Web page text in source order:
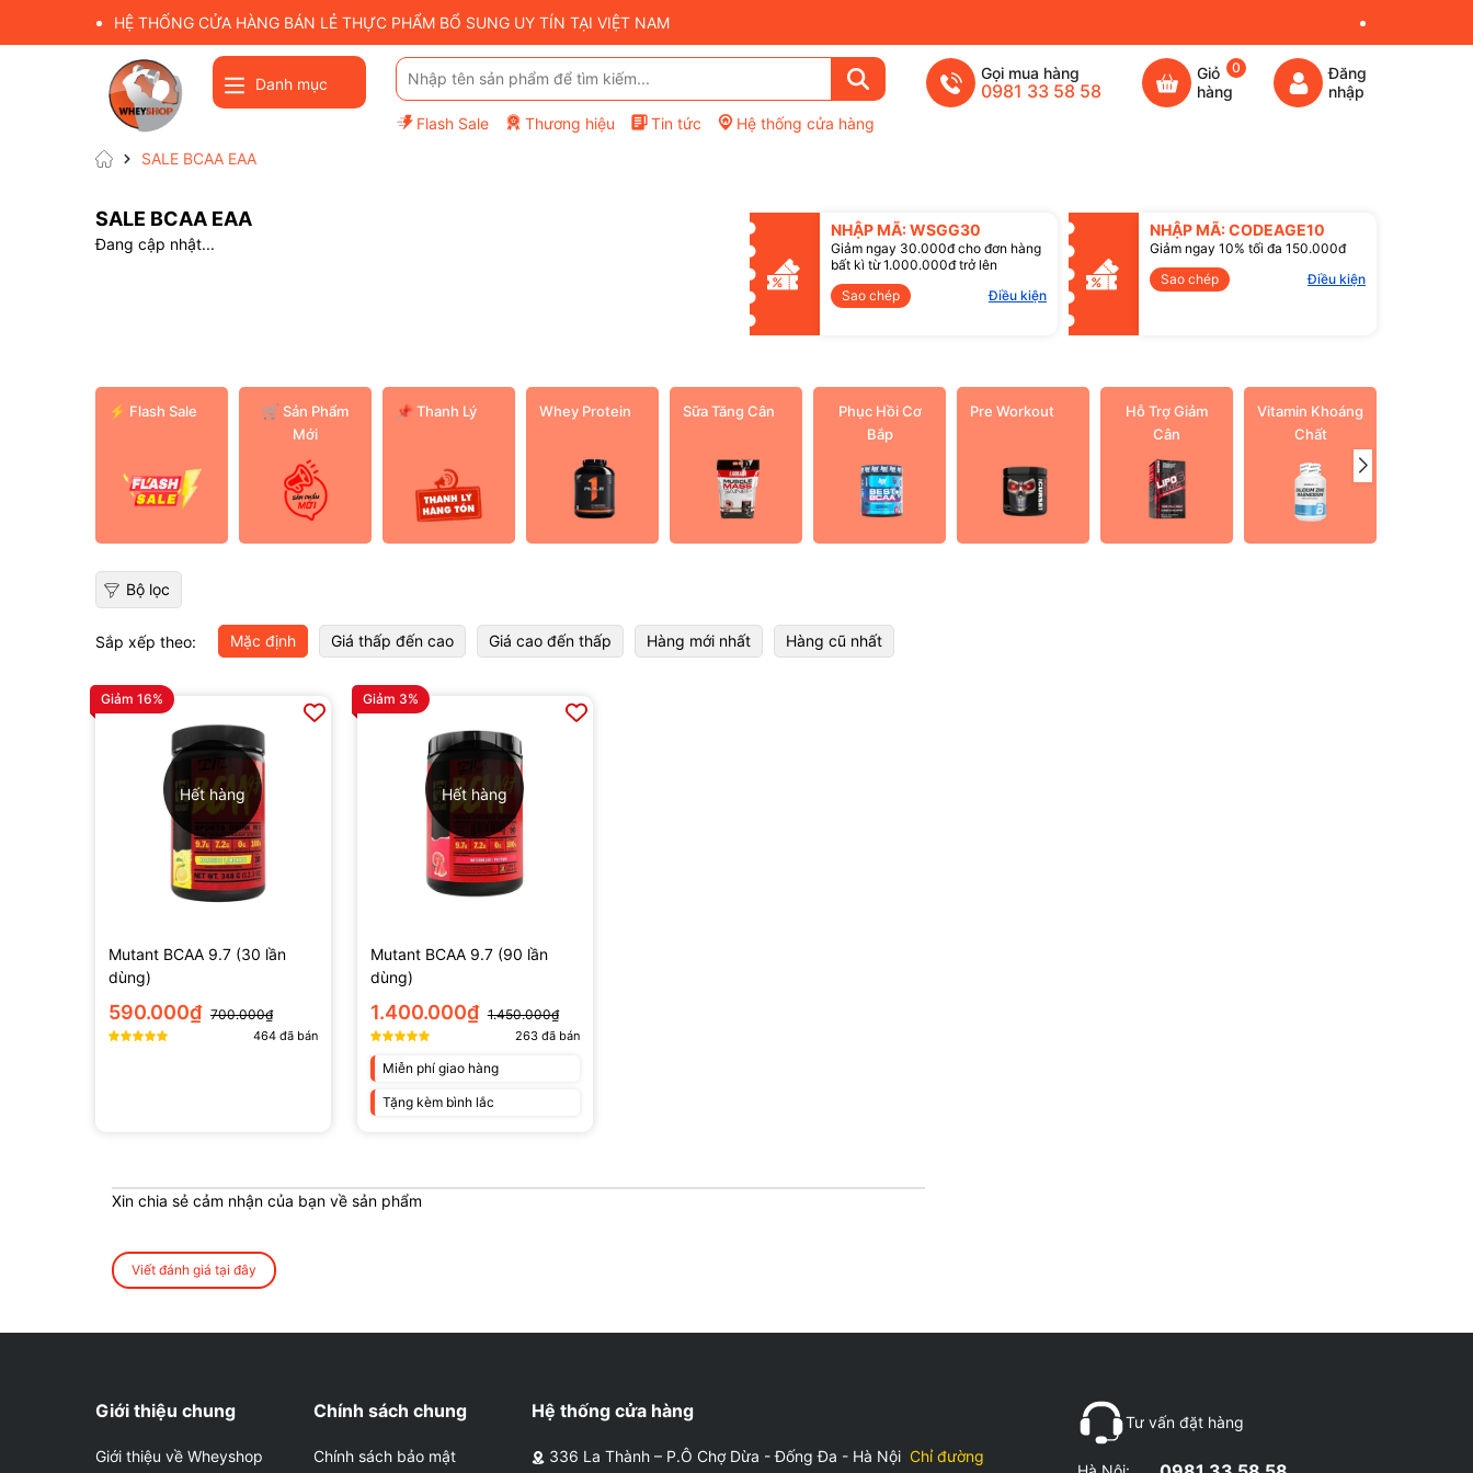
HỆ THỐNG CỬA HÀNG BÁN LẺ THỰC PHẨM BỔ SUNG UY TÍN TẠI VIỆT NAM
Danh mục
Flash Sale Thương hiệu Tin tức Hệ thống cửa hàng
Gọi mua hàng
0981 33 58 58
Giỏ
hàng
0
Đăng
nhập
SALE BCAA EAA
SALE BCAA EAA
Đang cập nhật...
NHẬP MÃ: WSGG30
Giảm ngay 30.000đ cho đơn hàng
bất kì từ 1.000.000đ trở lên
Sao chép
Điều kiện
NHẬP MÃ: CODEAGE10
Giảm ngay 10% tối đa 150.000đ
Sao chép
Điều kiện
⚡ Flash Sale
️🛒 Sản Phẩm
Mới
📌 Thanh Lý Whey Protein Sữa Tăng Cân
Phục Hồi Cơ
Bắp
Pre Workout
Hỗ Trợ Giảm
Cân
Vitamin Khoáng
Chất
Bộ lọc
Sắp xếp theo: Mặc định Giá thấp đến cao Giá cao đến thấp Hàng mới nhất Hàng cũ nhất
Hết hàng
Giảm 16%
Mutant BCAA 9.7 (30 lần
dùng)
590.000₫ 700.000₫
464đã bán
Hết hàng
Giảm 3%
Mutant BCAA 9.7 (90 lần
dùng)
1.400.000₫1.450.000₫
263đã bán
Miễn phí giao hàng
Tặng kèm bình lắc
Xin chia sẻ cảm nhận của bạn về sản phẩm
Viết đánh giá tại đây
Giới thiệu chung
Giới thiệu về Wheyshop
Chính sách chung
Chính sách bảo mật
Hệ thống cửa hàng
336 La Thành – P.Ô Chợ Dừa - Đống Đa - Hà Nội Chỉ đường
Tư vấn đặt hàng